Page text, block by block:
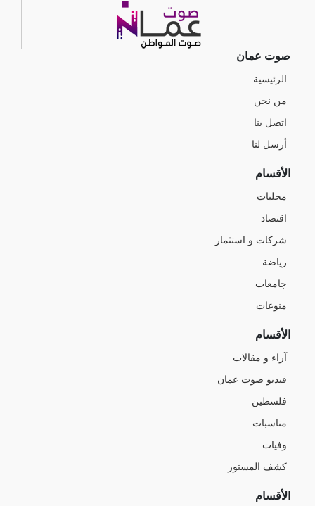
صوت عمان
الرئيسية
من نحن
اتصل بنا
أرسل لنا
الأقسام
محليات
اقتصاد
شركات و استثمار
رياضة
جامعات
منوعات
الأقسام
آراء و مقالات
فيديو صوت عمان
فلسطين
مناسبات
وفيات
كشف المستور
الأقسام